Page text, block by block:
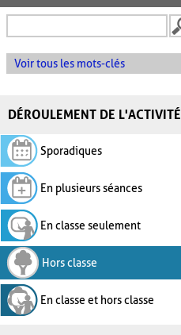
Voir tous les mots-clés
DÉROULEMENT DE L'ACTIVITÉ
Sporadiques
En plusieurs séances
En classe seulement
Hors classe
En classe et hors classe